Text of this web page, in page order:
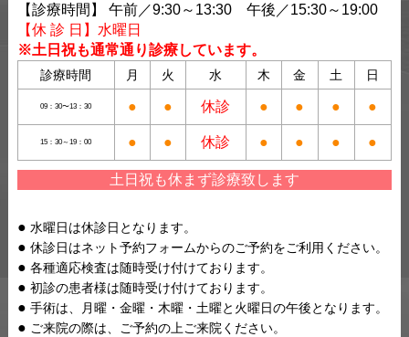
【診療時間】 午前／9:30～13:30 午後／15:30～19:00
【休 診 日】水曜日
※土日祝も通常通り診療しています。
診療時間 月 火 水 木 金 土 日
09：30〜13：30 ● ● 休診 ● ● ● ●
15：30～19：00 ● ● 休診 ● ● ● ●
土日祝も休まず診療致します
水曜日は休診日となります。
休診日はネット予約フォームからのご予約をご利用ください。
各種適応検査は随時受け付けております。
初診の患者様は随時受け付けております。
手術は、月曜・金曜・木曜・土曜と火曜日の午後となります。
ご来院の際は、ご予約の上ご来院ください。